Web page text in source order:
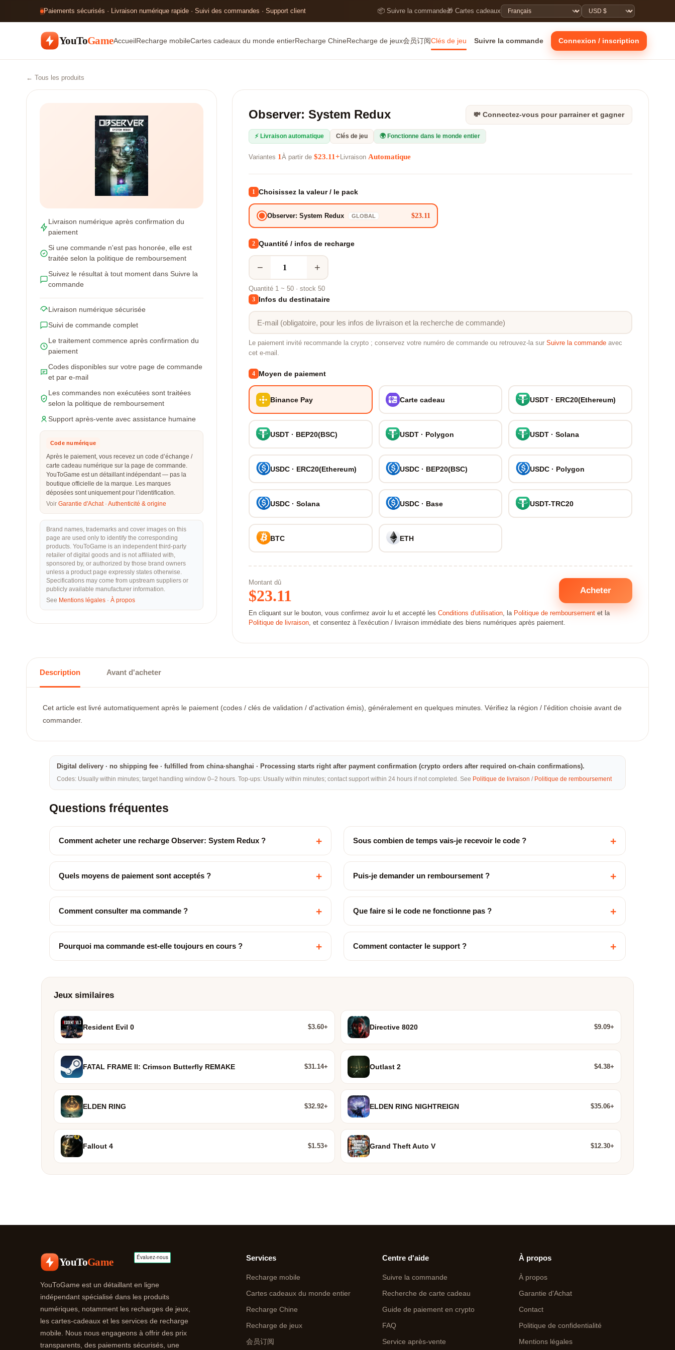
Paiements sécurisés · Livraison numérique rapide · Suivi des commandes · Support client 📦 Suivre la commande🎁 Cartes cadeaux
YouToGameAccueilRecharge mobileCartes cadeaux du monde entierRecharge ChineRecharge de jeux会员订阅Clés de jeu Suivre la commande Connexion / inscription
← Tous les produits
Livraison numérique après confirmation du
paiement
Si une commande n'est pas honorée, elle est
traitée selon la politique de remboursement
Suivez le résultat à tout moment dans Suivre la
commande
Livraison numérique sécurisée
Suivi de commande complet
Le traitement commence après confirmation du
paiement
Codes disponibles sur votre page de commande
et par e-mail
Les commandes non exécutées sont traitées
selon la politique de remboursement
Support après-vente avec assistance humaine
Code numérique
Après le paiement, vous recevez un code d’échange /
carte cadeau numérique sur la page de commande.
YouToGame est un détaillant indépendant — pas la
boutique officielle de la marque. Les marques
déposées sont uniquement pour l’identification.
Voir Garantie d'Achat· Authenticité & origine
Brand names, trademarks and cover images on this
page are used only to identify the corresponding
products. YouToGame is an independent third-party
retailer of digital goods and is not affiliated with,
sponsored by, or authorized by those brand owners
unless a product page expressly states otherwise.
Specifications may come from upstream suppliers or
publicly available manufacturer information.
See Mentions légales · À propos
💸 Connectez-vous pour parrainer et gagner
Observer: System Redux
⚡ Livraison automatique Clés de jeu 🌍 Fonctionne dans le monde entier
Variantes 1 À partir de $23.11+ Livraison Automatique
1 Choisissez la valeur / le pack
Observer: System Redux GLOBAL $23.11
2 Quantité / infos de recharge
− +
Quantité 1 ~ 50 · stock 50
3 Infos du destinataire
Le paiement invité recommande la crypto ; conservez votre numéro de commande ou retrouvez-la sur Suivre la commande avec
cet e-mail.
4 Moyen de paiement
Binance Pay Carte cadeau USDT · ERC20(Ethereum)
USDT · BEP20(BSC) USDT · Polygon USDT · Solana
USDC · ERC20(Ethereum) USDC · BEP20(BSC) USDC · Polygon
USDC · Solana USDC · Base USDT-TRC20
BTC ETH
Montant dû
$23.11 Acheter
En cliquant sur le bouton, vous confirmez avoir lu et accepté les Conditions d'utilisation, la Politique de remboursement et la
Politique de livraison, et consentez à l'exécution / livraison immédiate des biens numériques après paiement.
Description Avant d'acheter
Cet article est livré automatiquement après le paiement (codes / clés de validation / d'activation émis), généralement en quelques minutes. Vérifiez la région / l'édition choisie avant de
commander.
Digital delivery · no shipping fee · fulfilled from china·shanghai · Processing starts right after payment confirmation (crypto orders after required on-chain confirmations).
Codes: Usually within minutes; target handling window 0–2 hours. Top-ups: Usually within minutes; contact support within 24 hours if not completed. See Politique de livraison / Politique de remboursement
Questions fréquentes
Comment acheter une recharge Observer: System Redux ? + Sous combien de temps vais-je recevoir le code ? +
Quels moyens de paiement sont acceptés ? + Puis-je demander un remboursement ? +
Comment consulter ma commande ? + Que faire si le code ne fonctionne pas ? +
Pourquoi ma commande est-elle toujours en cours ? + Comment contacter le support ? +
Jeux similaires
Resident Evil 0 $3.60+ Directive 8020 $9.09+
FATAL FRAME II: Crimson Butterfly REMAKE $31.14+ Outlast 2 $4.38+
ELDEN RING $32.92+ ELDEN RING NIGHTREIGN $35.06+
Fallout 4 $1.53+ Grand Theft Auto V $12.30+
YouToGame
YouToGame est un détaillant en ligne
indépendant spécialisé dans les produits
numériques, notamment les recharges de jeux,
les cartes-cadeaux et les services de recharge
mobile. Nous nous engageons à offrir des prix
transparents, des paiements sécurisés, une
Services
Recharge mobile
Cartes cadeaux du monde entier
Recharge Chine
Recharge de jeux
会员订阅
Centre d'aide
Suivre la commande
Recherche de carte cadeau
Guide de paiement en crypto
FAQ
Service après-vente
À propos
À propos
Garantie d'Achat
Contact
Politique de confidentialité
Mentions légales